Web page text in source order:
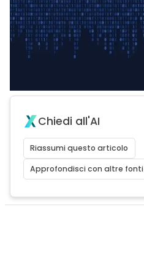
Chiedi all'AI
Riassumi questo articolo
Approfondisci con altre fonti